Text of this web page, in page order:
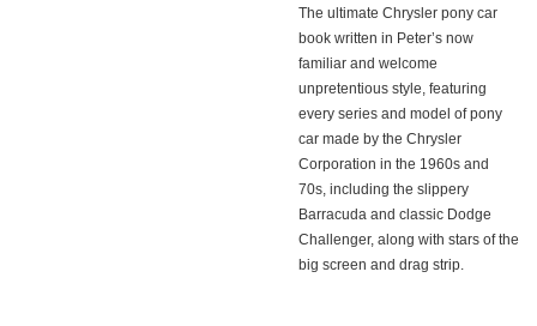
The ultimate Chrysler pony car
book written in Peter’s now
familiar and welcome
unpretentious style, featuring
every series and model of pony
car made by the Chrysler
Corporation in the 1960s and
70s, including the slippery
Barracuda and classic Dodge
Challenger, along with stars of the
big screen and drag strip.